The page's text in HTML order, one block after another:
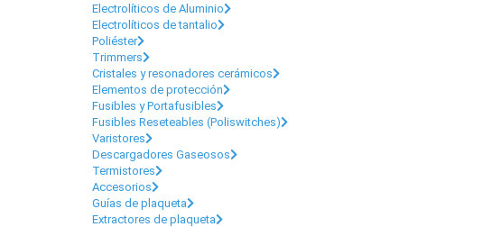
Electrolíticos de Aluminio
Electrolíticos de tantalio
Poliéster
Trimmers
Cristales y resonadores cerámicos
Elementos de protección
Fusibles y Portafusibles
Fusibles Reseteables (Poliswitches)
Varistores
Descargadores Gaseosos
Termistores
Accesorios
Guías de plaqueta
Extractores de plaqueta